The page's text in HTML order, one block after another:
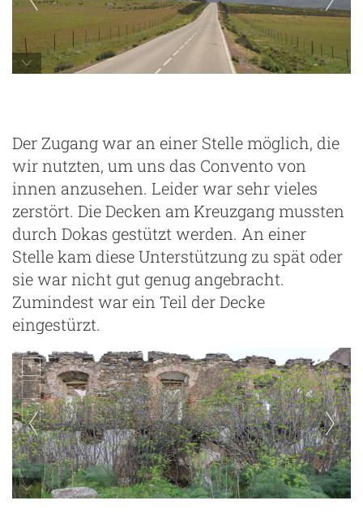
Der Zugang war an einer Stelle möglich, die
wir nutzten, um uns das Convento von
innen anzusehen. Leider war sehr vieles
zerstört. Die Decken am Kreuzgang mussten
durch Dokas gestützt werden. An einer
Stelle kam diese Unterstützung zu spät oder
sie war nicht gut genug angebracht.
Zumindest war ein Teil der Decke
eingestürzt.